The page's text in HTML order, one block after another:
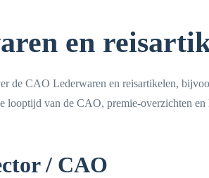
en
de CAO Lederwaren en reisartikelen,
looptijd van de CAO, premie-overzichten en
/ CAO